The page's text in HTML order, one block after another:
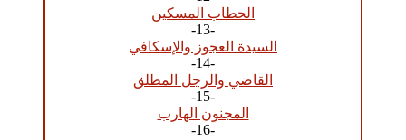
الحطاب المسكين
-13-
السيدة العجوز والإسكافي
-14-
القاضي والرجل المطلق
-15-
المجنون الهارب
-16-